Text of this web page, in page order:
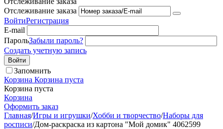
Отслеживание заказа
ВойтиРегистрация
E-mail
ПарольЗабыли пароль?
Создать учетную запись
Войти
Запомнить
Корзина Корзина пуста
Корзина пуста
Корзина
Оформить заказ
Главная/Игры и игрушки/Хобби и творчество/Наборы для
росписи/Дом-раскраска из картона "Мой домик" 4062599